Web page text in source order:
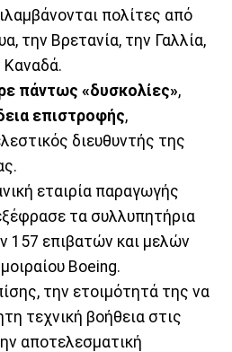
πολίτες από
την Βρετανία, την Γαλλία,
Καναδά.
πάντως «δυσκολίες»,
επιστροφής,
διευθυντής της
εταιρία παραγωγής
τα συλλυπητήρια
157 επιβατών και μελών
Boeing.
την ετοιμότητά της να
τεχνική βοήθεια στις
αποτελεσματική